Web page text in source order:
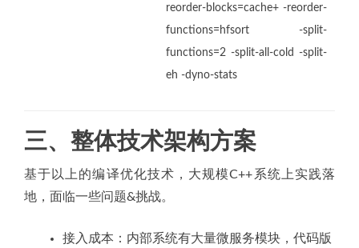
reorder-blocks=cache+ -reorder-
functions=hfsort -split-
functions=2 -split-all-cold -split-
eh -dyno-stats
三、整体技术架构方案
基于以上的编译优化技术，大规模C++系统上实践落
地，面临一些问题&挑战。
接入成本：内部系统有大量微服务模块，代码版